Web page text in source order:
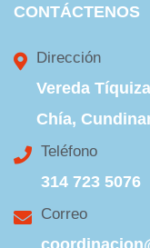
CONTÁCTENOS
Dirección
Vereda
Chía,
Teléfono
314 723 5076
Correo